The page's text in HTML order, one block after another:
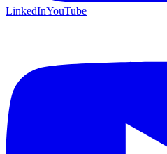
LinkedInYouTube